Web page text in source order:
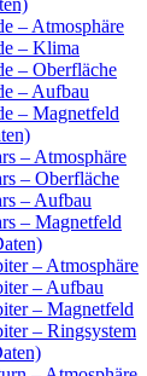
– Atmosphäre
– Klima
– Oberfläche
– Aufbau
– Magnetfeld
– Atmosphäre
– Oberfläche
– Aufbau
– Magnetfeld
– Atmosphäre
– Aufbau
– Magnetfeld
– Ringsystem